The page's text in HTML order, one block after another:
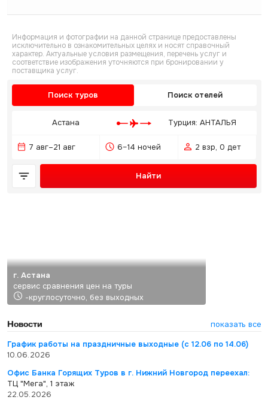
Информация и фотографии на данной странице предоставлены
исключительно в ознакомительных целях и носят справочный
характер. Актуальные условия размещения, перечень услуг и
соответствие изображения уточняются при бронировании у
поставщика услуг.
Поиск туров Поиск отелей
Астана Турция: АНТАЛЬЯ
7 авг–21 авг 6–14 ночей 2 взр, 0 дет
Найти
г. Астана
сервис сравнения цен на туры
-круглосуточно, без выходных
Новости
показать все
График работы на праздничные выходные (с 12.06 по 14.06)
10.06.2026
Офис Банка Горящих Туров в г. Нижний Новгород переехал:
ТЦ "Мега", 1 этаж
22.05.2026